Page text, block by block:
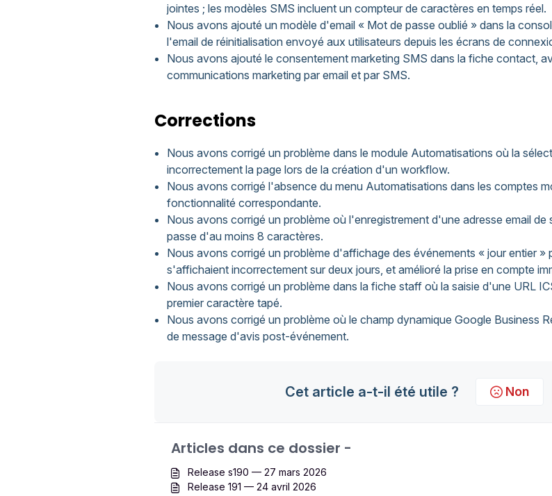
jointes ; les modèles SMS incluent un compteur de caractères en temps réel.
Nous avons ajouté un modèle d'email « Mot de passe oublié » dans la
l'email de réinitialisation envoyé aux utilisateurs depuis les écrans de
Nous avons ajouté le consentement marketing SMS dans la fiche contact,
communications marketing par email et par SMS.
Corrections
Nous avons corrigé un problème dans le module Automatisations où la
incorrectement la page lors de la création d'un workflow.
Nous avons corrigé l'absence du menu Automatisations dans les comptes
fonctionnalité correspondante.
Nous avons corrigé un problème où l'enregistrement d'une adresse email
passe d'au moins 8 caractères.
Nous avons corrigé un problème d'affichage des événements « jour entier »
s'affichaient incorrectement sur deux jours, et amélioré la prise en compte
Nous avons corrigé un problème dans la fiche staff où la saisie d'une URL
premier caractère tapé.
Nous avons corrigé un problème où le champ dynamique Google Business
de message d'avis post-événement.
Cet article a-t-il été utile ? Non
Articles dans ce dossier -
Release s190 — 27 mars 2026
Release 191 — 24 avril 2026